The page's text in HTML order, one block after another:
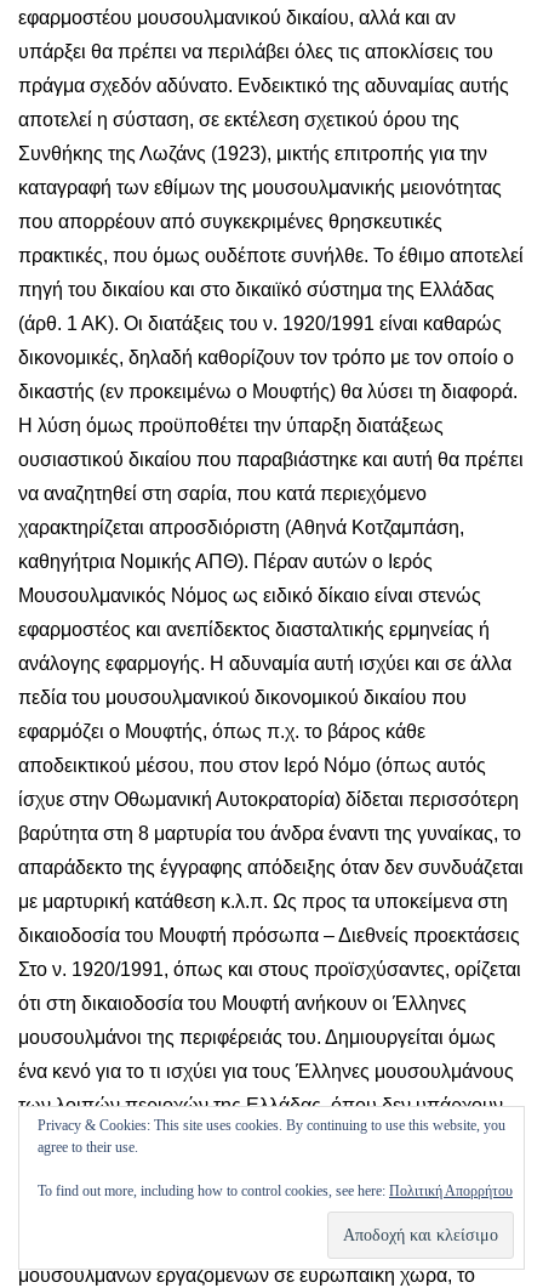
Privacy & Cookies: This site uses cookies. By continuing to use this website, you
agree to their use.
To find out more, including how to control cookies, see here: Πολιτική Απορρήτου